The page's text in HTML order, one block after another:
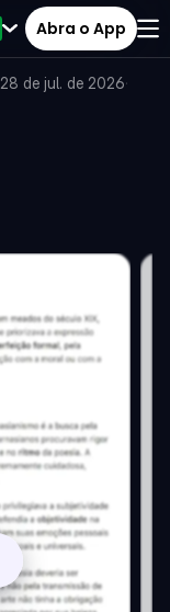
Abra o App
28 de jul. de 2026·